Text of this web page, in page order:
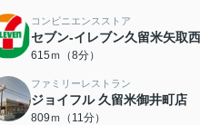
コンビニエンスストア
セブン-イレブン久留米矢取
615ｍ（8分）
ファミリーレストラン
ジョイフル 久留米御井町店
809ｍ（11分）